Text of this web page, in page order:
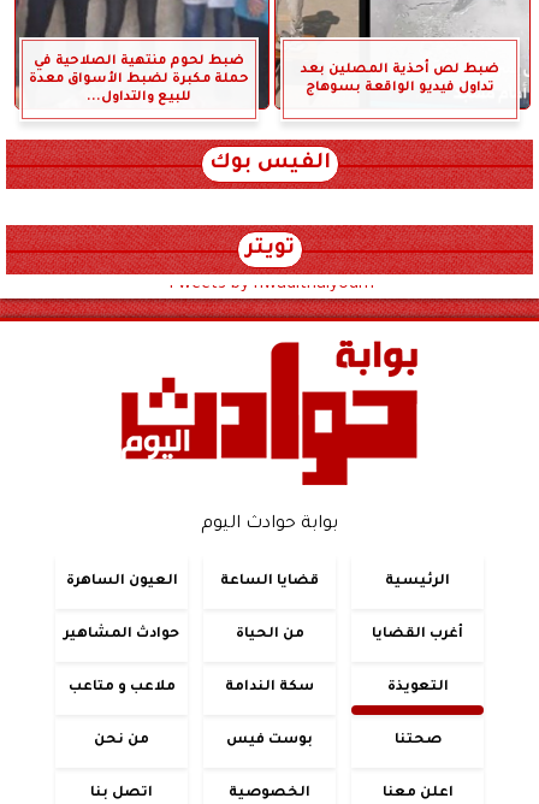
ضبط لص أحذية المصلين بعد
تداول فيديو الواقعة بسوهاج
ضبط لحوم منتهية الصلاحية في
حملة مكبرة لضبط الأسواق معدة
للبيع والتداول...
الفيس بوك
تويتر
Tweets by hwadithalyoum
بوابة حوادث اليوم
الرئيسية قضايا الساعة العيون الساهرة
أغرب القضايا من الحياة حوادث المشاهير
التعويذة سكة الندامة ملاعب و متاعب
صحتنا بوست فيس من نحن
اعلن معنا الخصوصية اتصل بنا